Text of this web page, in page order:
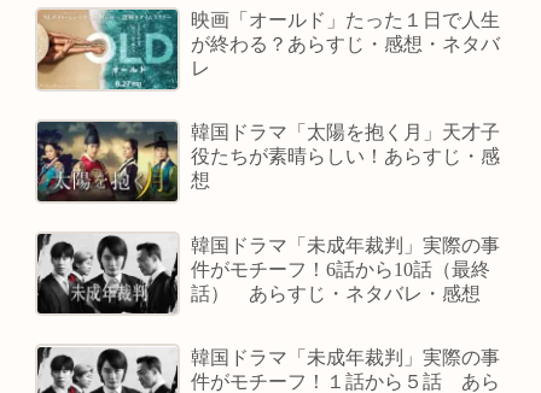
映画「オールド」たった１日で人生
が終わる？あらすじ・感想・ネタバ
レ
韓国ドラマ「太陽を抱く月」天才子
役たちが素晴らしい！あらすじ・感
想
韓国ドラマ「未成年裁判」実際の事
件がモチーフ！6話から10話（最終
話） あらすじ・ネタバレ・感想
韓国ドラマ「未成年裁判」実際の事
件がモチーフ！１話から５話 あら